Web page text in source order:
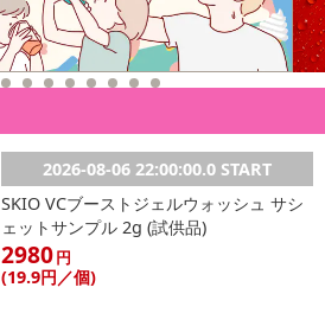
2026-08-06 22:00:00.0 START
SKIO VCブーストジェルウォッシュ サシ
ェットサンプル 2g (試供品)
2980円
(19.9円 ／個)